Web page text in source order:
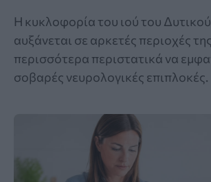
Η κυκλοφορία του ιού του
αυξάνεται σε αρκετές περιοχές
περισσότερα περιστατικά να
σοβαρές νευρολογικές επιπλοκές.